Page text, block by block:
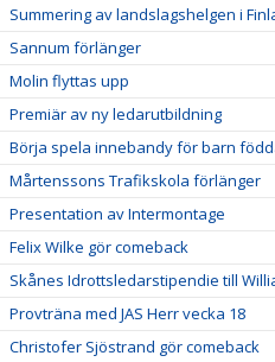
Summering av landslagshelgen i
Sannum förlänger
Molin flyttas upp
Premiär av ny ledarutbildning
Börja spela innebandy för barn
Mårtenssons Trafikskola förlänger
Presentation av Intermontage
Felix Wilke gör comeback
Skånes Idrottsledarstipendie till
Provträna med JAS Herr vecka 18
Christofer Sjöstrand gör comeback